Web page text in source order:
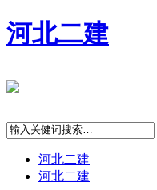
河北二建
河北二建
河北二建